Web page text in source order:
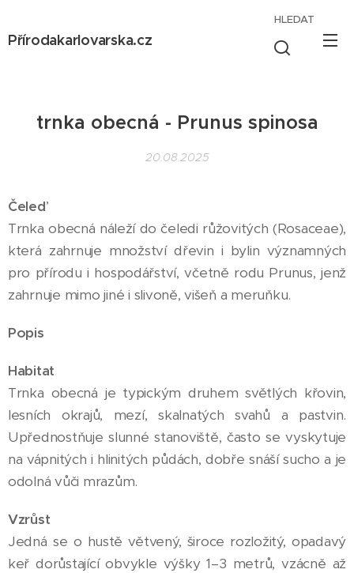
Přírodakarlovarska.cz
HLEDAT
trnka obecná - Prunus spinosa
20.08.2025
Čeleď
Trnka obecná náleží do čeledi růžovitých (Rosaceae),
která zahrnuje množství dřevin i bylin významných
pro přírodu i hospodářství, včetně rodu Prunus, jenž
zahrnuje mimo jiné i slivoně, višeň a meruňku.
Popis
Habitat
Trnka obecná je typickým druhem světlých křovin,
lesních okrajů, mezí, skalnatých svahů a pastvin.
Upřednostňuje slunné stanoviště, často se vyskytuje
na vápnitých i hlinitých půdách, dobře snáší sucho a je
odolná vůči mrazům.
Vzrůst
Jedná se o hustě větvený, široce rozložitý, opadavý
keř dorůstající obvykle výšky 1–3 metrů, vzácně až